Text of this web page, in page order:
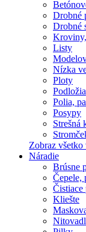
Drobné
Drobné
Listy
Nízka
Ploty
Podložia
Polia,
Posypy
Strešná
Zobraz
Náradie
Brúsne
Čepele,
Čistiace
Kliešte